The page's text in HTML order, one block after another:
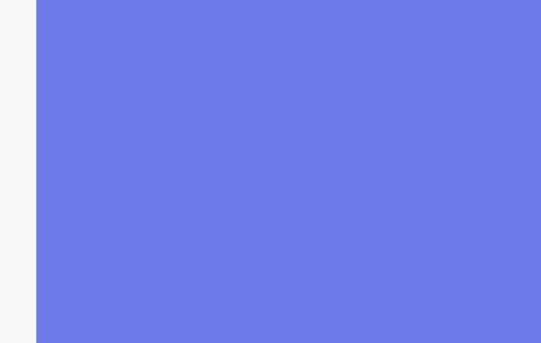
DAYIN Tự Hào Có Hơn 30 Năm Kinh
Nhân Viên. Cơ Sở Tự Động Hóa Của